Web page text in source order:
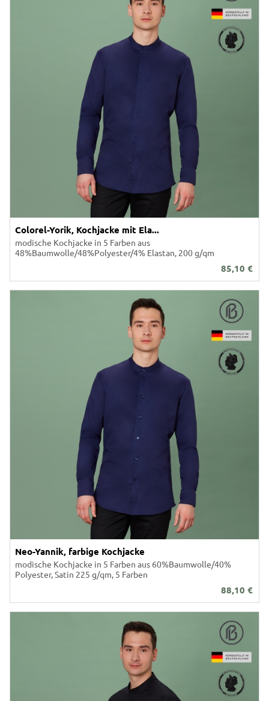
Colorel-Yorik, Kochjacke mit Ela...
modische Kochjacke in 5 Farben aus
48%Baumwolle/48%Polyester/4% Elastan, 200 g/qm
85,10 €
Neo-Yannik, farbige Kochjacke
modische Kochjacke in 5 Farben aus 60%Baumwolle/40%
Polyester, Satin 225 g/qm, 5 Farben
88,10 €